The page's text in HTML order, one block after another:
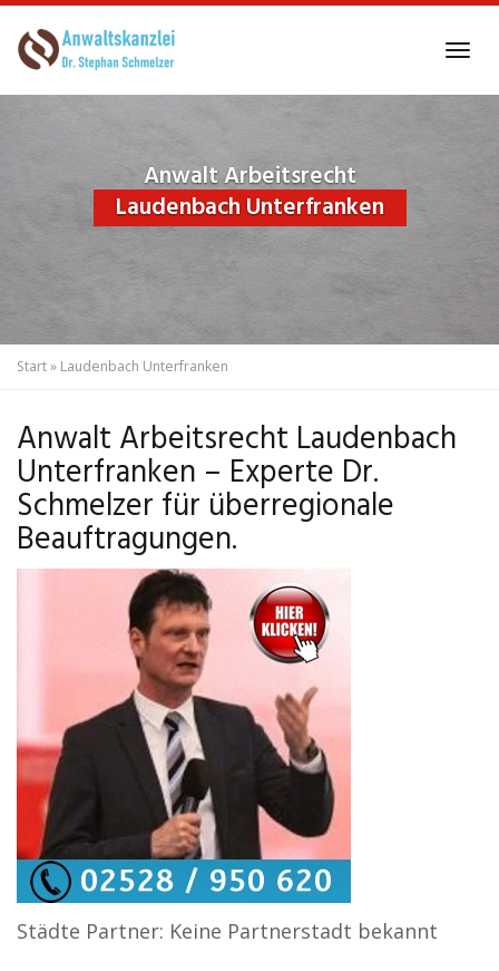
to
Anwalt Arbeitsrecht
Laudenbach Unterfranken
Start» Laudenbach Unterfranken
Anwalt Arbeitsrecht Laudenbach
Unterfranken – Experte Dr.
Schmelzer für überregionale
Beauftragungen.
Städte Partner: Keine Partnerstadt bekannt